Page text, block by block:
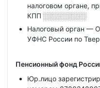
налоговом органе,
КПП ░░░░░░░░░
Налоговый орган —
УФНС России по
Пенсионный фонд
Юр.лицо